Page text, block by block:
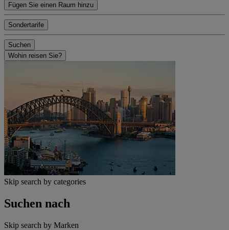
Fügen Sie einen Raum hinzu
Sondertarife
Suchen
Wohin reisen Sie?
Skip search by categories
Suchen nach
Skip search by Marken